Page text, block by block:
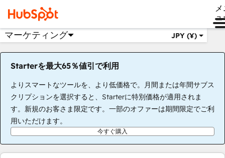
ュ
マーケティング JPY (¥)
Starterを最大65％値引で利用
よりスマートなツールを、より低価格で。月間または年間サブス
クリプションを選択すると、Starterに特別価格が適用されま
す。新規のお客さま限定です。一部のオファーは期間限定でご利
用いただけます。
今すぐ購入